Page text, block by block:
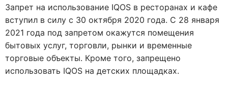
Запрет на использование IQOS в ресторанах и кафе
вступил в силу с 30 октября 2020 года. С 28 января
2021 года под запретом окажутся помещения
бытовых услуг, торговли, рынки и временные
торговые объекты. Кроме того, запрещено
использовать IQOS на детских площадках.